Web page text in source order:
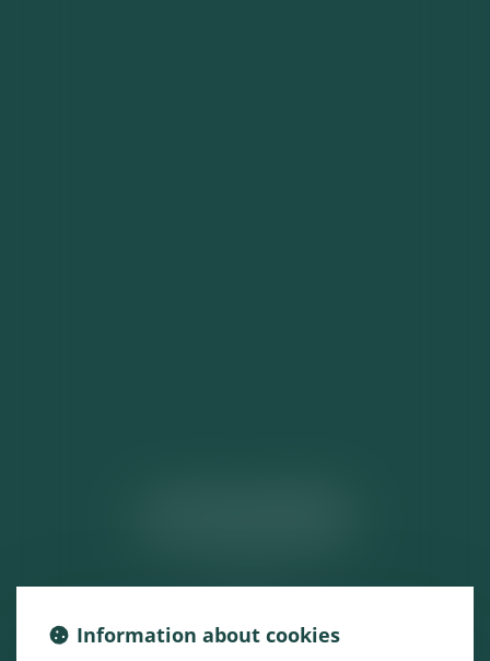
Information about cookies